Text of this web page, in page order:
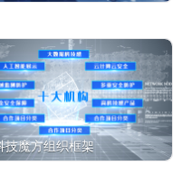
2-10文字分类】
技魔方组织框架